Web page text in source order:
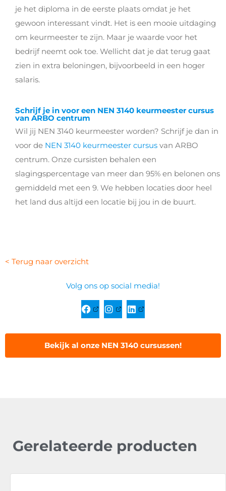
je het diploma in de eerste plaats omdat je het
gewoon interessant vindt. Het is een mooie uitdaging
om keurmeester te zijn. Maar je waarde voor het
bedrijf neemt ook toe. Wellicht dat je dat terug gaat
zien in extra beloningen, bijvoorbeeld in een hoger
salaris.
Schrijf je in voor een NEN 3140 keurmeester cursus
van ARBO centrum
Wil jij NEN 3140 keurmeester worden? Schrijf je dan in
voor de NEN 3140 keurmeester cursus van ARBO
centrum. Onze cursisten behalen een
slagingspercentage van meer dan 95% en belonen ons
gemiddeld met een 9. We hebben locaties door heel
het land dus altijd een locatie bij jou in de buurt.
< Terug naar overzicht
Volg ons op social media!
Bekijk al onze NEN 3140 cursussen!
Gerelateerde producten